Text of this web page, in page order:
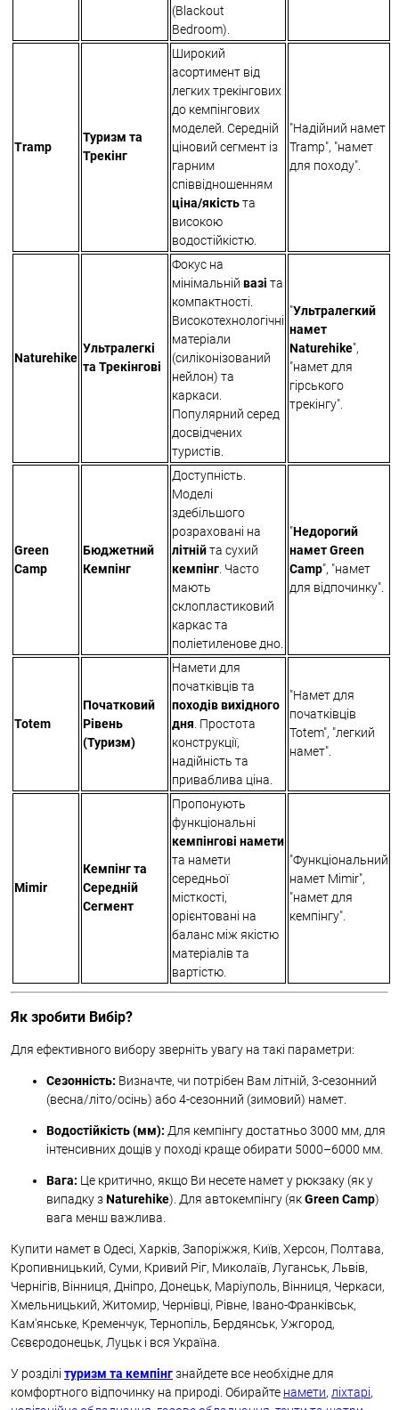
(Blackout
Bedroom).
Tramp
Туризм та
Трекінг
Широкий
асортимент від
легких трекінгових
до кемпінгових
моделей. Середній
ціновий сегмент із
гарним
співвідношенням
ціна/якістьта
високою
водостійкістю.
"Надійний намет
Tramp", "намет
для походу".
Naturehike
Ультралегкі
та Трекінгові
Фокус на
мінімальній вазі та
компактності.
Високотехнологічні
матеріали
(силіконізований
нейлон) та
каркаси.
Популярний серед
досвідчених
туристів.
"Ультралегкий
намет
Naturehike",
"намет для
гірського
трекінгу".
Green
Camp
Бюджетний
Кемпінг
Доступність.
Моделі
здебільшого
розраховані на
літнійта сухий
кемпінг . Часто
мають
склопластиковий
каркас та
поліетиленове дно.
"Недорогий
намет Green
Camp", "намет
для відпочинку".
Totem
Початковий
Рівень
(Туризм)
Намети для
початківців та
походів вихідного
дня . Простота
конструкції,
надійність та
приваблива ціна.
"Намет для
початківців
Totem", "легкий
намет".
Mimir
Кемпінг та
Середній
Сегмент
Пропонують
функціональні
кемпінгові намети
та намети
середньої
місткості,
орієнтовані на
баланс між якістю
матеріалів та
вартістю.
"Функціональний
намет Mimir",
"намет для
кемпінгу".
Як зробити Вибір?
Для ефективного вибору зверніть увагу на такі параметри:
Сезонність: Визначте, чи потрібен Вам літній, 3-сезонний
(весна/літо/осінь) або 4-сезонний (зимовий) намет.
Водостійкість (мм): Для кемпінгу достатньо 3000 мм, для
інтенсивних дощів у поході краще обирати 5000–6000 мм.
Вага: Це критично, якщо Ви несете намет у рюкзаку (як у
випадку зNaturehike). Для автокемпінгу (якGreen Camp)
вага менш важлива.
Купити намет в Одесі, Харків, Запоріжжя, Київ, Херсон, Полтава,
Кропивницький, Суми, Кривий Ріг, Миколаїв, Луганськ, Львів,
Чернігів, Вінниця, Дніпро, Донецьк, Маріуполь, Вінниця, Черкаси,
Хмельницький, Житомир, Чернівці, Рівне, Івано-Франківськ,
Кам'янське, Кременчук, Тернопіль, Бердянськ, Ужгород,
Сєвєродонецьк, Луцьк і вся Україна.
У розділі туризм та кемпінгзнайдете все необхідне для
комфортного відпочинку на природі. Обирайте намети, ліхтарі,